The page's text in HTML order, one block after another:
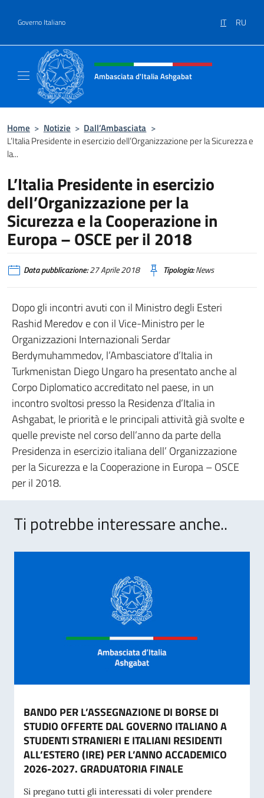
Governo Italiano IT RU
Intestazione sito, social e menù
Ambasciata d'Italia Ashgabat
Home > Notizie > Dall’Ambasciata >
L’Italia Presidente in esercizio dell’Organizzazione per la Sicurezza e
la...
L’Italia Presidente in esercizio
dell’Organizzazione per la
Sicurezza e la Cooperazione in
Europa – OSCE per il 2018
Data pubblicazione:27 Aprile 2018 Tipologia:News
Dopo gli incontri avuti con il Ministro degli Esteri
Rashid Meredov e con il Vice-Ministro per le
Organizzazioni Internazionali Serdar
Berdymuhammedov, l’Ambasciatore d’Italia in
Turkmenistan Diego Ungaro ha presentato anche al
Corpo Diplomatico accreditato nel paese, in un
incontro svoltosi presso la Residenza d’Italia in
Ashgabat, le priorità e le principali attività già svolte e
quelle previste nel corso dell’anno da parte della
Presidenza in esercizio italiana dell’ Organizzazione
per la Sicurezza e la Cooperazione in Europa – OSCE
per il 2018.
Ti potrebbe interessare anche..
BANDO PER L’ASSEGNAZIONE DI BORSE DI
STUDIO OFFERTE DAL GOVERNO ITALIANO A
STUDENTI STRANIERI E ITALIANI RESIDENTI
ALL’ESTERO (IRE) PER L’ANNO ACCADEMICO
2026-2027. GRADUATORIA FINALE
Si pregano tutti gli interessati di voler prendere